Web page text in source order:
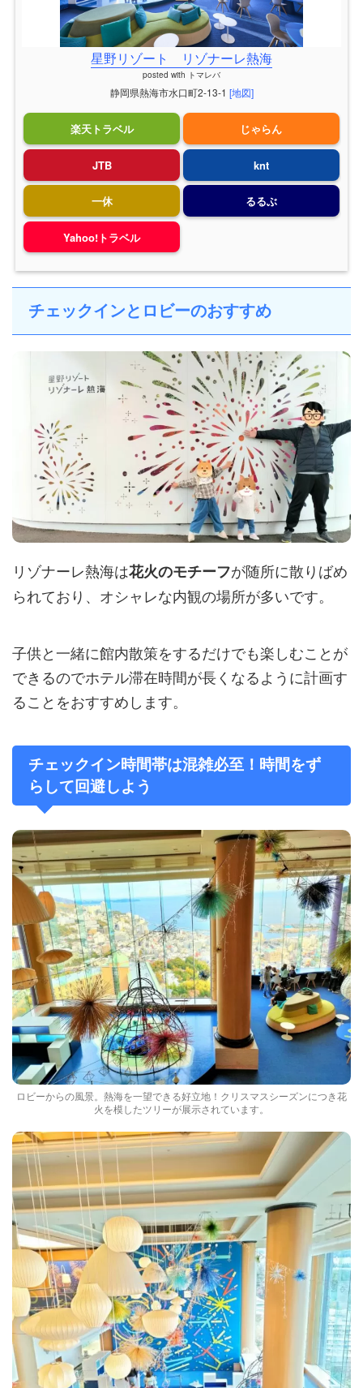
星野リゾート リゾナーレ熱海
posted with トマレバ
静岡県熱海市水口町2-13-1 [地図]
楽天トラベル じゃらん
JTB knt
一休 るるぶ
Yahoo!トラベル
チェックインとロビーのおすすめ
リゾナーレ熱海は花火のモチーフが随所に散りばめ
られており、オシャレな内観の場所が多いです。
子供と一緒に館内散策をするだけでも楽しむことが
できるのでホテル滞在時間が長くなるように計画す
ることをおすすめします。
チェックイン時間帯は混雑必至！時間をず
らして回避しよう
ロビーからの風景。熱海を一望できる好立地！クリスマスシーズンにつき花
火を模したツリーが展示されています。